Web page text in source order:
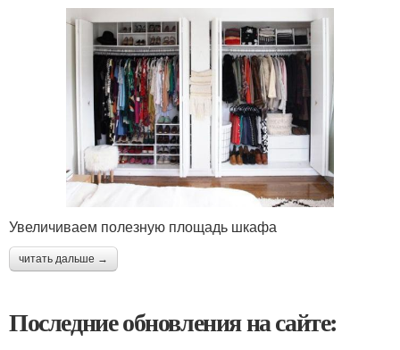
Увеличиваем полезную площадь шкафа
читать дальше →
Последние обновления на сайте: